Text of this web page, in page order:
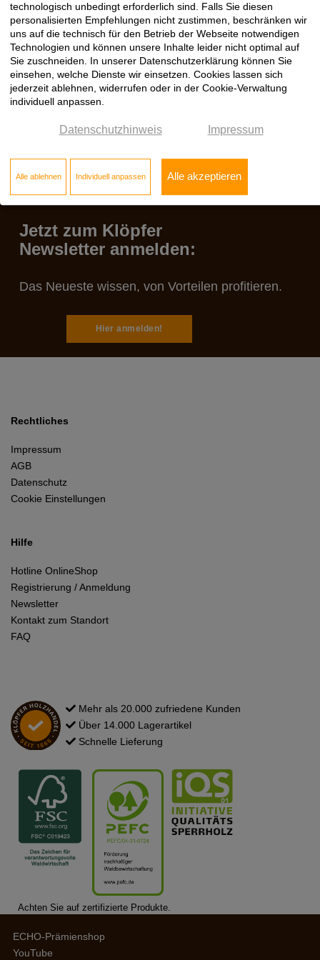
unabhängig vom verwendeten Betriebssystem. Auf mobilen
Endgeräten lässt es sich per »Wischgeste« blättern.
Schauen Sie doch gleich mal rein!
Jetzt zum Klöpfer
Newsletter anmelden:
Das Neueste wissen, von Vorteilen profitieren.
Hier anmelden!
Rechtliches
Impressum
AGB
Datenschutz
Cookie Einstellungen
Hilfe
Hotline OnlineShop
Registrierung / Anmeldung
Newsletter
Kontakt zum Standort
FAQ
Mehr als 20.000 zufriedene Kunden
Über 14.000 Lagerartikel
Schnelle Lieferung
Achten Sie auf zertifizierte Produkte.
ECHO-Prämienshop
YouTube
technologisch unbedingt erforderlich sind. Falls Sie diesen
personalisierten Empfehlungen nicht zustimmen, beschränken wir
uns auf die technisch für den Betrieb der Webseite notwendigen
Technologien und können unsere Inhalte leider nicht optimal auf
Sie zuschneiden. In unserer Datenschutzerklärung können Sie
einsehen, welche Dienste wir einsetzen. Cookies lassen sich
jederzeit ablehnen, widerrufen oder in der Cookie-Verwaltung
individuell anpassen.
Datenschutzhinweis Impressum
Alle ablehnen Individuell anpassen Alle akzeptieren